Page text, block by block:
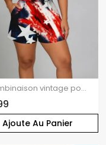
Ajoute Au Panier
Combinaison vintage pour la fête de l'indépendance, imprimée avec des éléments du drapeau américain, poche et épaules dénudées, style patriotique